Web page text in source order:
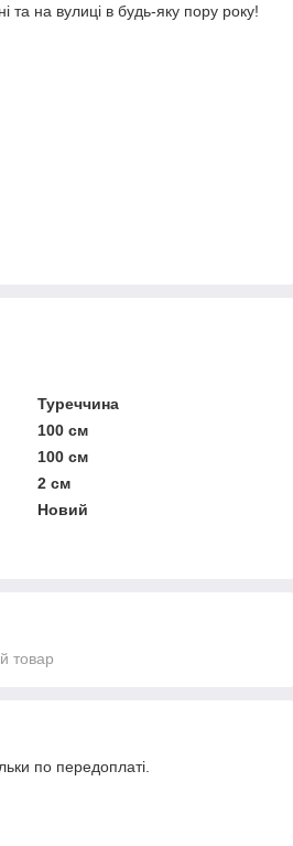
та на вулиці в будь-яку пору року!
Туреччина
100 см
100 см
2 см
Новий
товар
по передоплаті.